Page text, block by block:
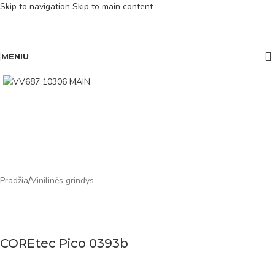
Skip to navigation Skip to main content
MENIU
Pradžia/Vinilinės grindys
COREtec Pico 0393b